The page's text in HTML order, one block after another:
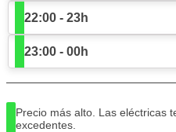
22:00 - 23h
23:00 - 00h
Precio más alto. Las eléctricas
excedentes.